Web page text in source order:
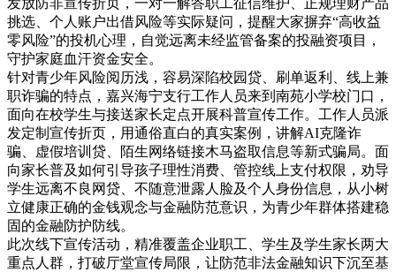
挑选、个人账户出借风险等实际疑问，提醒大家摒弃“高收益
零风险”的投机心理，自觉远离未经监管备案的投融资项目，
守护家庭血汗资金安全。
针对青少年风险阅历浅，容易深陷校园贷、刷单返利、线上兼
职诈骗的特点，嘉兴海宁支行工作人员来到南苑小学校门口，
面向在校学生与接送家长定点开展科普宣传工作。工作人员派
发定制宣传折页，用通俗直白的真实案例，讲解AI克隆诈
骗、虚假培训贷、陌生网络链接木马盗取信息等新式骗局。面
向家长普及如何引导孩子理性消费、管控线上支付权限，劝导
学生远离不良网贷、不随意泄露人脸及个人身份信息，从小树
立健康正确的金钱观念与金融防范意识，为青少年群体搭建稳
固的金融防护防线。
此次线下宣传活动，精准覆盖企业职工、学生及学生家长两大
重点人群，打破厅堂宣传局限，让防范非法金融知识下沉至基